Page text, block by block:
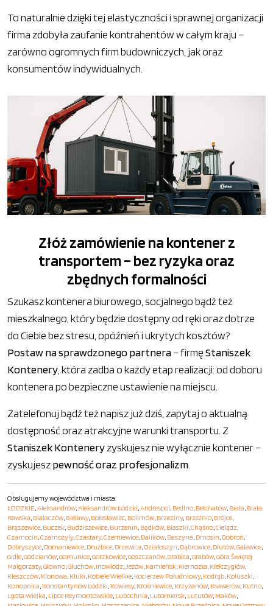
To naturalnie dzięki tej elastyczności i sprawnej organizacji
firma zdobyła zaufanie kontrahentów w całym kraju –
zarówno ogromnych firm budowniczych, jak oraz
konsumentów indywidualnych.
Złóż zamówienie na kontener z
transportem – bez ryzyka oraz
zbędnych formalności
Szukasz kontenera biurowego, socjalnego bądź też
mieszkalnego, który będzie dostępny od ręki oraz dotrze
do Ciebie bez stresu, opóźnień i ukrytych kosztów?
Postaw na sprawdzonego partnera– firmęStaniszek
Kontenery , która zadba o każdy etap realizacji: od doboru
kontenera po bezpieczne ustawienie na miejscu.
Zatelefonuj bądź też napisz już dziś, zapytaj o aktualną
dostępność oraz atrakcyjne warunki transportu. Z
Staniszek Konteneryzyskujesz nie wyłącznie kontener –
zyskujeszpewność oraz profesjonalizm
Obsługujemy województwa i miasta:
ŁÓDZKIE,Aleksandrów,Aleksandrów Łódzki,Andrespol, Bedlno, Bełchatów, Biała, Biała
Rawska, Białaczów, Bielawy, Bolesławiec, Bolimów, Brzeziny, Brzeźnio, Brójce,
Brąszewice, Buczek, Budziszewice, Burzenin, Będków, Błaszki,Chąśno,Cielądz,
Czarnocin,Czarnożyły,Czastary,Czerniewice, Dalików, Daszyna, Dmosin, Dobroń,
Dobryszyce, Domaniewice, Drużbice, Drzewica, Działoszyn, Dąbrowice, Dłutów,Galewice,
Gidle,Godzianów,Gomunice,Gorzkowice,Goszczanów,Grabica,Grabów,Góra Świętej
Małgorzaty,Głowno,Głuchów, Inowłódz,Jeżów, Kamieńsk, Kiernozia, Kiełczygłów,
Kleszczów, Klonowa, Kluki, Kobiele Wielkie, Kocierzew Południowy, Kodrąb, Koluszki,
Konopnica, Konstantynów Łódzki, Kowiesy, Krośniewice, Krzyżanów, Ksawerów, Kutno,
Lgota Wielka, Lipce Reymontowskie, Lubochnia, Lutomiersk, Lututów, Maków,